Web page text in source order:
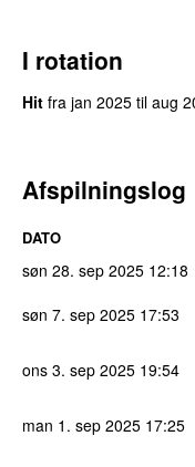
I rotation
Hit fra jan 2025 til aug
Afspilningslog
DATO
søn 28. sep 2025 12:18
søn 7. sep 2025 17:53
ons 3. sep 2025 19:54
man 1. sep 2025 17:25